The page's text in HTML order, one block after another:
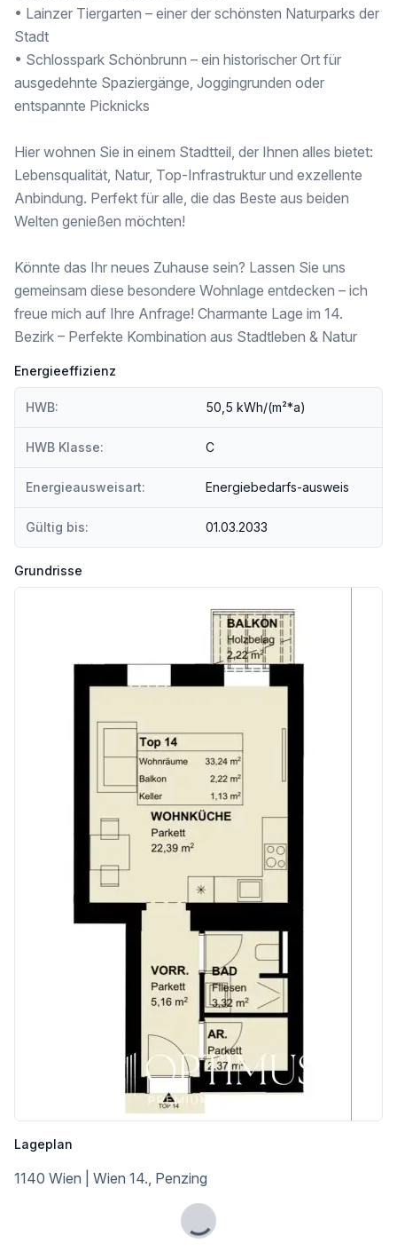
Schule <1.500m
Kindergarten <1.500m
Universität <1.500m
Höhere Schule <7.000m
Nahversorgung
Supermarkt <1.500m
Einkaufszentrum <2.000m
Geldautomat <2.000m
Bank <2.000m
Verkehr
Bus <500m
Straßenbahn <3.000m
U-Bahn <3.500m
Bahnhof <1.500m
Autobahnanschluss <2.000m
Angaben Entfernung Luftlinie / Quelle: OpenStreetMap
• Lainzer Tiergarten – einer der schönsten Naturparks der
Stadt
• Schlosspark Schönbrunn – ein historischer Ort für
ausgedehnte Spaziergänge, Joggingrunden oder
entspannte Picknicks
Hier wohnen Sie in einem Stadtteil, der Ihnen alles bietet:
Lebensqualität, Natur, Top-Infrastruktur und exzellente
Anbindung. Perfekt für alle, die das Beste aus beiden
Welten genießen möchten!
Könnte das Ihr neues Zuhause sein? Lassen Sie uns
gemeinsam diese besondere Wohnlage entdecken – ich
freue mich auf Ihre Anfrage! Charmante Lage im 14.
Bezirk – Perfekte Kombination aus Stadtleben & Natur
Energieeffizienz
HWB: 50,5 kWh/(m²*a)
HWB Klasse: C
Energieausweisart: Energiebedarfs-ausweis
Gültig bis: 01.03.2033
Grundrisse
Lageplan
1140 Wien | Wien 14., Penzing
Lade...